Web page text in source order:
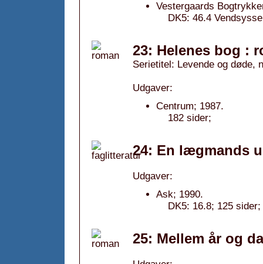
Vestergaards
DK5: 46.4
23: Helenes bog :
Serietitel: Levende og døde,
Udgaver:
Centrum; 1987.
182 sider;
24: En lægmands
Udgaver:
Ask; 1990.
DK5: 16.8; 125
25: Mellem år og